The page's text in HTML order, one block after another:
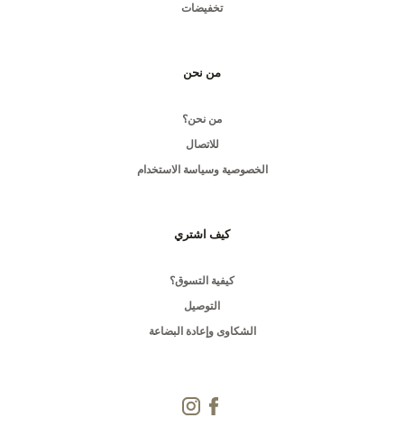
تخفيضات
من نحن
من نحن؟
للاتصال
الخصوصية وسياسة الاستخدام
كيف اشتري
كيفية التسوق؟
التوصيل
الشكاوى وإعادة البضاعة